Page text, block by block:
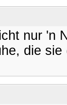
nur 'n
die